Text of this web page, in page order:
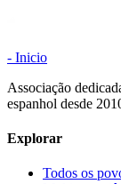
- Inicio
Associação
espanhol desde
Explorar
Todos os